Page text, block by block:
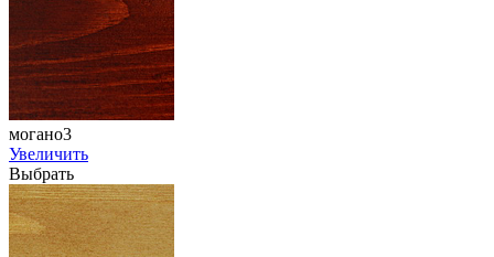
могано3
Увеличить
Выбрать